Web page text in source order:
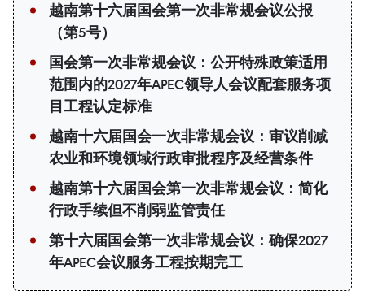
越南第十六届国会第一次非常规会议公报
（第5号）
国会第一次非常规会议：公开特殊政策适用
范围内的2027年APEC领导人会议配套服务项
目工程认定标准
越南十六届国会一次非常规会议：审议削减
农业和环境领域行政审批程序及经营条件
越南第十六届国会第一次非常规会议：简化
行政手续但不削弱监管责任
第十六届国会第一次非常规会议：确保2027
年APEC会议服务工程按期完工